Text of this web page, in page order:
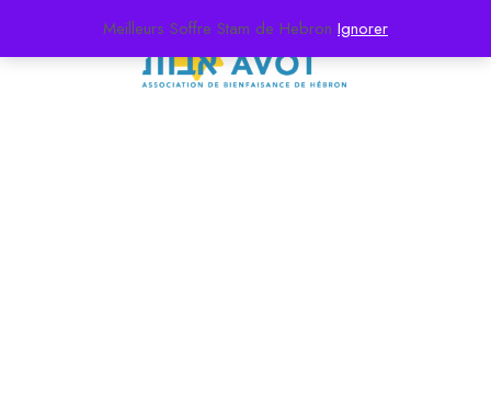
Meilleurs Soffre Stam de Hebron Ignorer